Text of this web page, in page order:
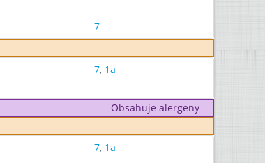
7
7, 1a
Obsahuje alergeny
7, 1a